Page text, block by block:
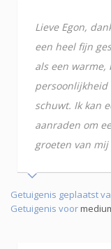
Lieve Egon,
een heel fijn
als een
persoonlijkheid
schuwt. Ik kan
aanraden om
groeten van
Getuigenis geplaatst
Getuigenis voor